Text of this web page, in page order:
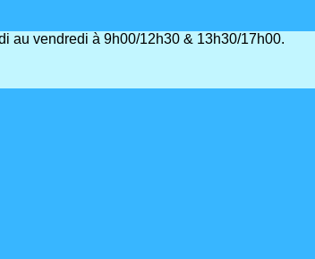
au vendredi à 9h00/12h30 & 13h30/17h00.